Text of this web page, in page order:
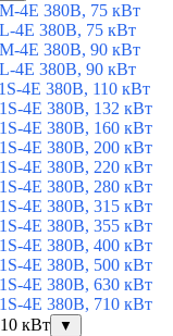
4E 380В, 75 кВт
4E 380В, 75 кВт
4E 380В, 90 кВт
4E 380В, 90 кВт
4E 380В, 110 кВт
4E 380В, 132 кВт
4E 380В, 160 кВт
4E 380В, 200 кВт
4E 380В, 220 кВт
4E 380В, 280 кВт
4E 380В, 315 кВт
4E 380В, 355 кВт
4E 380В, 400 кВт
4E 380В, 500 кВт
4E 380В, 630 кВт
4E 380В, 710 кВт
кВт
▼